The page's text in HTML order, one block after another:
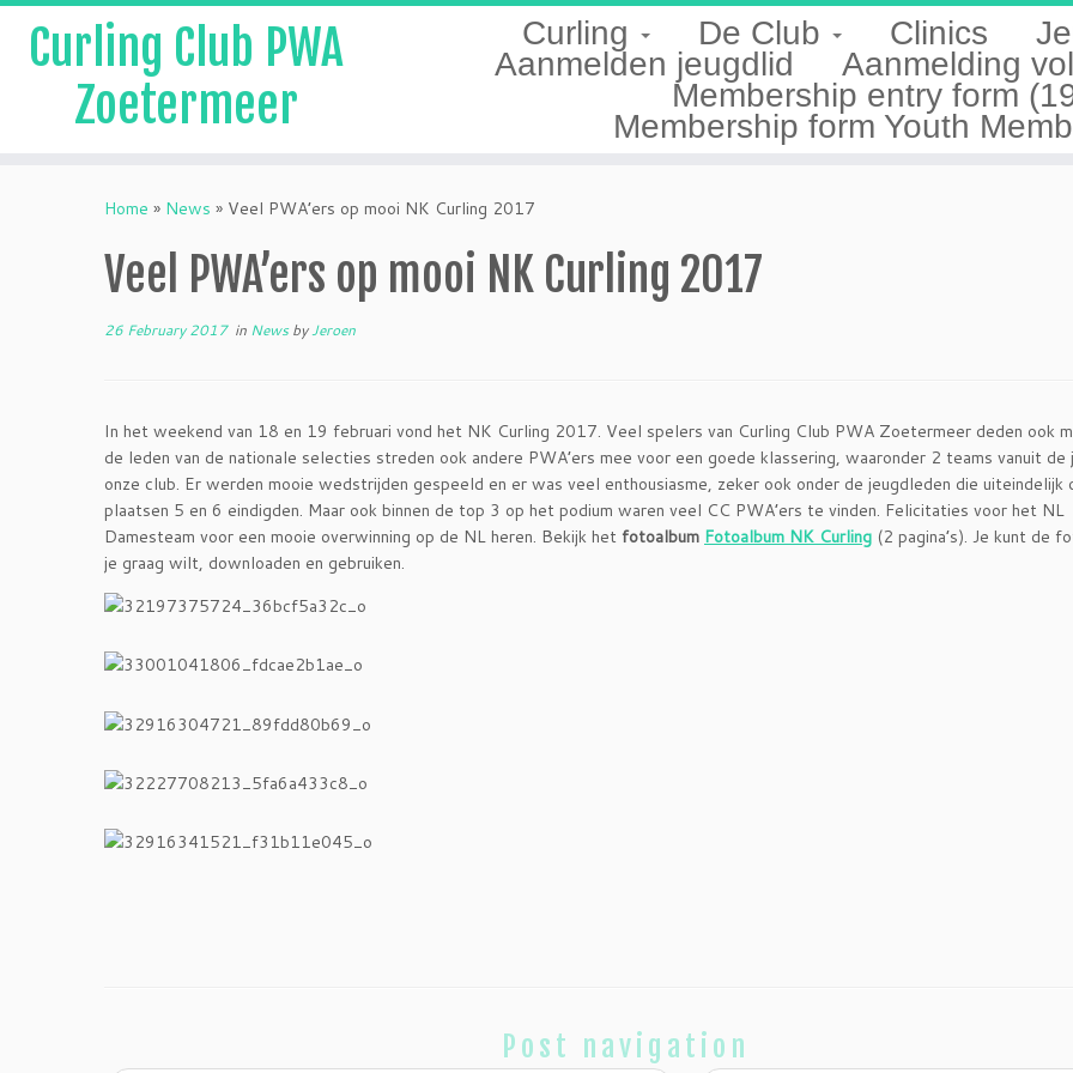
Curling Club PWA
Zoetermeer
Curling De Club Clinics
Aanmelden jeugdlid
Aanmelding
Membership entry form
Membership form Youth
Home » News » Veel PWA’ers op mooi NK Curling 2017
Veel PWA’ers op mooi NK Curling 2017
26 February 2017in NewsbyJeroen
In het weekend van 18 en 19 februari vond het NK Curling 2017. Veel spelers van Curling Club PWA Zoetermeer deden ook
de leden van de nationale selecties streden ook andere PWA’ers mee voor een goede klassering, waaronder 2 teams vanuit de
onze club. Er werden mooie wedstrijden gespeeld en er was veel enthousiasme, zeker ook onder de jeugdleden die uiteindelijk
plaatsen 5 en 6 eindigden. Maar ook binnen de top 3 op het podium waren veel CC PWA’ers te vinden. Felicitaties voor het NL
Damesteam voor een mooie overwinning op de NL heren. Bekijk het fotoalbum Fotoalbum NK Curling (2 pagina’s). Je kunt de
je graag wilt, downloaden en gebruiken.
Post navigation